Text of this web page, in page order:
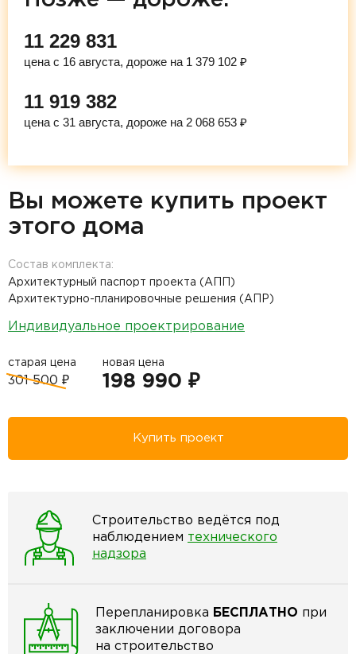
11 229 831
цена с 16 августа, дороже на 1 379 102 ₽
11 919 382
цена с 31 августа, дороже на 2 068 653 ₽
Вы можете купить проект
этого дома
Состав комплекта:
Архитектурный паспорт проекта (АПП)
Архитектурно-планировочные решения (АПР)
Индивидуальное проектрирование
старая цена
301 500 ₽
новая цена
198 990 ₽
Купить проект
Строительство ведётся под
наблюдением технического
надзора
Перепланировка БЕСПЛАТНО при
заключении договора
на строительство